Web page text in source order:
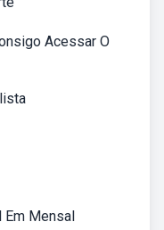
Acessar O
Em Mensal